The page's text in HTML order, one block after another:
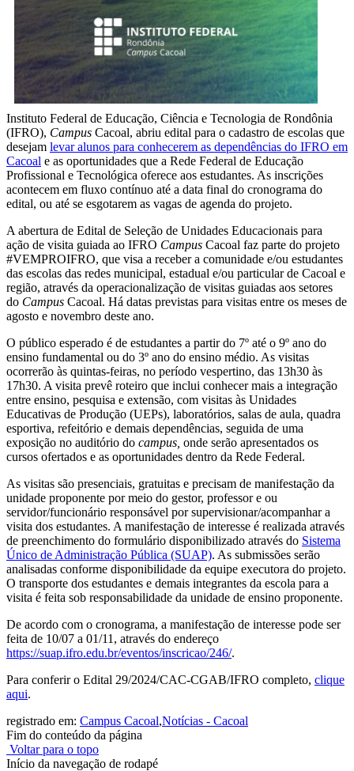
Instituto Federal de Educação, Ciência e Tecnologia de Rondônia
(IFRO), Campus Cacoal, abriu edital para o cadastro de escolas que
desejam levar alunos para conhecerem as dependências do IFRO em
Cacoal e as oportunidades que a Rede Federal de Educação
Profissional e Tecnológica oferece aos estudantes. As inscrições
acontecem em fluxo contínuo até a data final do cronograma do
edital, ou até se esgotarem as vagas de agenda do projeto.
A abertura de Edital de Seleção de Unidades Educacionais para
ação de visita guiada ao IFRO Campus Cacoal faz parte do projeto
#VEMPROIFRO, que visa a receber a comunidade e/ou estudantes
das escolas das redes municipal, estadual e/ou particular de Cacoal e
região, através da operacionalização de visitas guiadas aos setores
do Campus Cacoal. Há datas previstas para visitas entre os meses de
agosto e novembro deste ano.
O público esperado é de estudantes a partir do 7º até o 9º ano do
ensino fundamental ou do 3º ano do ensino médio. As visitas
ocorrerão às quintas-feiras, no período vespertino, das 13h30 às
17h30. A visita prevê roteiro que inclui conhecer mais a integração
entre ensino, pesquisa e extensão, com visitas às Unidades
Educativas de Produção (UEPs), laboratórios, salas de aula, quadra
esportiva, refeitório e demais dependências, seguida de uma
exposição no auditório do campus, onde serão apresentados os
cursos ofertados e as oportunidades dentro da Rede Federal.
As visitas são presenciais, gratuitas e precisam de manifestação da
unidade proponente por meio do gestor, professor e ou
servidor/funcionário responsável por supervisionar/acompanhar a
visita dos estudantes. A manifestação de interesse é realizada através
de preenchimento do formulário disponibilizado através do Sistema
Único de Administração Pública (SUAP). As submissões serão
analisadas conforme disponibilidade da equipe executora do projeto.
O transporte dos estudantes e demais integrantes da escola para a
visita é feita sob responsabilidade da unidade de ensino proponente.
De acordo com o cronograma, a manifestação de interesse pode ser
feita de 10/07 a 01/11, através do endereço
https://suap.ifro.edu.br/eventos/inscricao/246/.
Para conferir o Edital 29/2024/CAC-CGAB/IFRO completo, clique
aqui.
registrado em: Campus Cacoal,Notícias - Cacoal
Fim do conteúdo da página
Voltar para o topo
Início da navegação de rodapé